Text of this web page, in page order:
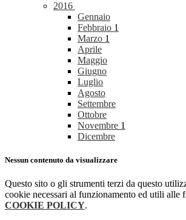
2016
Gennaio
Febbraio 1
Marzo 1
Aprile
Maggio
Giugno
Luglio
Agosto
Settembre
Ottobre
Novembre 1
Dicembre
Nessun contenuto da visualizzare
Questo sito o gli strumenti terzi da questo
cookie necessari al funzionamento ed utili alle
COOKIE POLICY.